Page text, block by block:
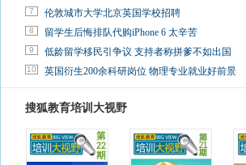
7 伦敦城市大学北京英国学校招聘
8 留学生后悔排队代购iPhone 6 太辛苦
9 低龄留学移民引争议 支持者称拼爹不如出国
10 英国衍生200余科研岗位 物理专业就业好前景
搜狐教育培训大视野